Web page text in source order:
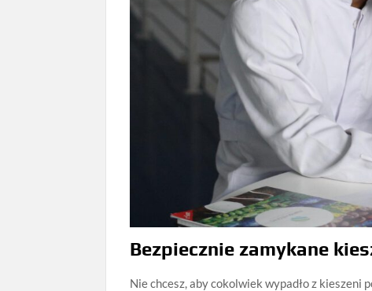
Bezpiecznie zamykane
Nie chcesz, aby cokolwiek wypadło z kieszeni